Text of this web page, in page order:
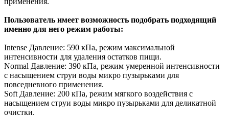
Пользователь имеет возможность подобрать подходящий
именно для него режим работы:
Intense Давление: 590 кПа, режим максимальной
интенсивности для удаления остатков пищи.
Normal Давление: 390 кПа, режим умеренной интенсивности
с насыщением струи воды микро пузырьками для
повседневного применения.
Soft Давление: 200 кПа, режим мягкого воздействия с
насыщением струи воды микро пузырьками для деликатной
очистки.